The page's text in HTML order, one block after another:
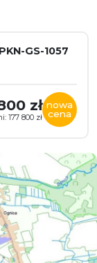
PKN-GS-1057
zł
177 800 zł
nowa
cena